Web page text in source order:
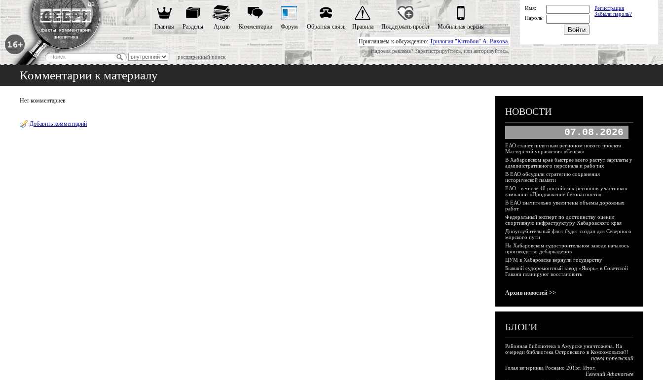
Приглашаем к обсуждению: Трилогия "Китобои" А. Вахова.
Надоела реклама? Зарегистрируйтесь, или авторизуйтесь.
расширенный поиск
Главная Разделы Архив Комментарии Форум Обратная связь Правила Поддержать проект Мобильная версия
Имя:
Регистрация
Забыли пароль?
Пароль:
Комментарии к материалу
Нет комментариев
Добавить комментарий
НОВОСТИ
07.08.2026
ЕАО станет пилотным регионом нового проекта
Мастерской управления «Сенеж»
В Хабаровском крае быстрее всего растут зарплаты у
административного персонала и рабочих
В ЕАО обсудили стратегию сохранения
исторической памяти
ЕАО - в числе 40 российских регионов-участников
кампании «Продвижение безопасности»
В ЕАО значительно увеличены объемы дорожных
работ
Федеральный эксперт по достоинству оценил
спортивную инфраструктуру Хабаровского края
Дноуглубительный флот будет создан для Северного
морского пути
На Хабаровском судостроительном заводе началось
производство дебаркадеров
ЦУМ в Хабаровске вернули государству
Бывший судоремонтный завод «Якорь» в Советской
Гавани планируют восстановить
Архив новостей >>
БЛОГИ
Районная библиотека в Амурске уничтожена. На
очереди библиотека Островского в Комсомольске?!
павел попельский
Голая вечеринка Роснано 2015г. Итог.
Евгений Афанасьев